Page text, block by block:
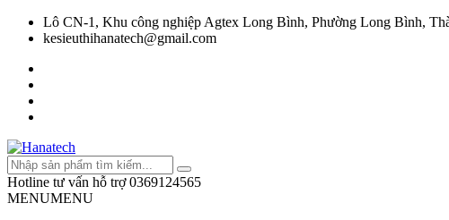
Lô CN-1, Khu công nghiệp Agtex Long Bình, Phường Long Bình,
kesieuthihanatech@gmail.com
Hotline tư vấn hỗ trợ 0369124565
MENUMENU